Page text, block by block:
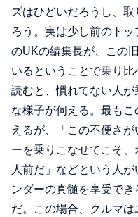
ズはひどいだろうし、
ろう。実は少し前のト
のUKの編集長が、この
いるということで乗り
読むと、慣れてない人
な様子が伺える。最も
えるが、「この不便さ
ーを乗りこなせてこそ
人前だ」などという人
ンダーの真髄を享受で
だ。この場合、クルマ